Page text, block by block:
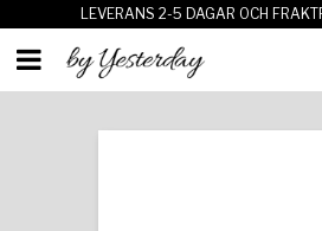
LEVERANS 2-5 DAGAR OCH